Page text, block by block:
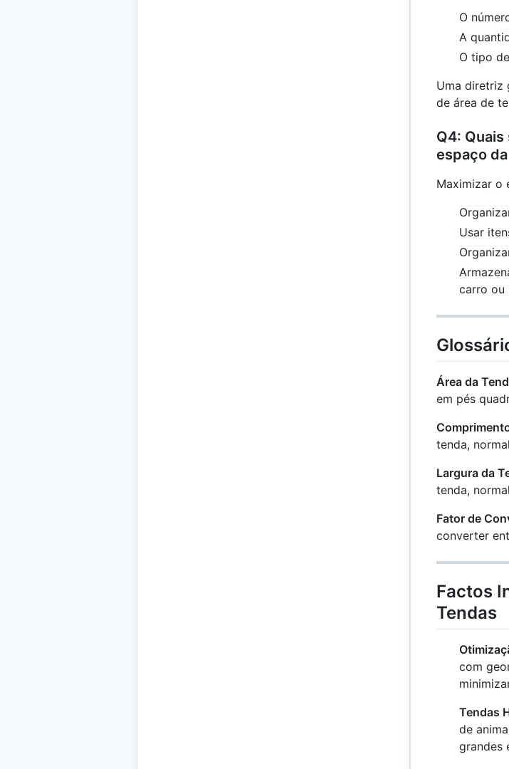
O
A
O tipo
Uma diretriz
de área de
Q4:
espaço
Maximizar o
Usar
carro ou
Área da
em pés
tenda,
Largura da
tenda,
Fator de
converter
Factos
Tendas
com
Tendas
de
grandes